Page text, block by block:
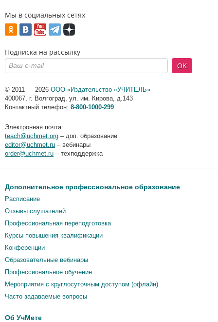
Мы в социальных сетях
Подписка на рассылку
OK
© 2011 — 2026 ООО «Издательство «УЧИТЕЛЬ»
400067, г. Волгоград, ул. им. Кирова, д.143
Контактный телефон: 8-800-1000-299
Электронная почта:
teach@uchmet.org – доп. образование
editor@uchmet.ru – вебинары
order@uchmet.ru – техподдержка
Дополнительное профессиональное образование
Расписание
Отзывы слушателей
Профессиональная переподготовка
Курсы повышения квалификации
Конференции
Образовательные вебинары
Профессиональное обучение
Мероприятия c круглосуточным доступом (офлайн)
Часто задаваемые вопросы
Об УчМете